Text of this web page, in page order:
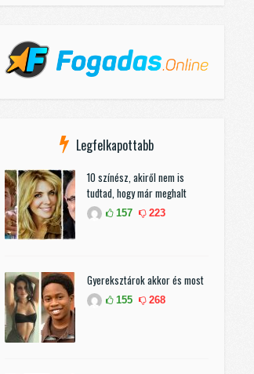
Legfelkapottabb
10 színész, akiről nem is
tudtad, hogy már meghalt
157 223
Gyereksztárok akkor és most
155 268